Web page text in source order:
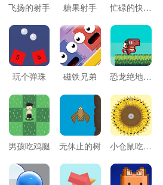
飞扬的射手 糖果射手 忙碌的快递员
玩个弹珠 磁铁兄弟 恐龙绝地逃生
男孩吃鸡腿 无休止的树 小仓鼠吃瓜子